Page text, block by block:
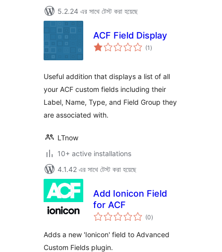
5.2.24 এর সাথে টেস্ট করা হয়েছে
ACF Field Display
(1 total
ratings
)
Useful addition that displays a list of all
your ACF custom fields including their
Label, Name, Type, and Field Group they
are associated with.
LTnow
10+ active installations
4.1.42 এর সাথে টেস্ট করা হয়েছে
Add Ionicon Field
for ACF
(0total
ratings
)
Adds a new 'Ionicon' field to Advanced
Custom Fields plugin.